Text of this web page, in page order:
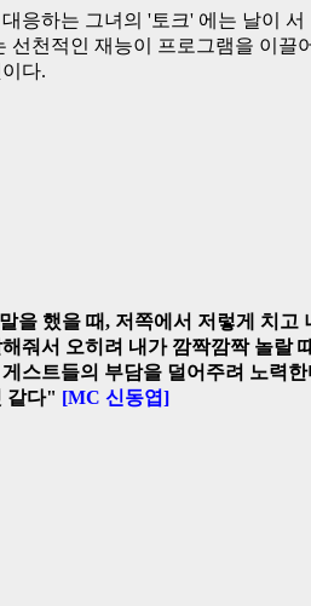
응하는 그녀의 '토크' 에는 날이
선천적인 재능이 프로그램을 이
다.
을 했을 때, 저쪽에서 저렇게 치고
줘서 오히려 내가 깜짝깜짝 놀랄
스트들의 부담을 덜어주려 노력
같다" [MC 신동엽]